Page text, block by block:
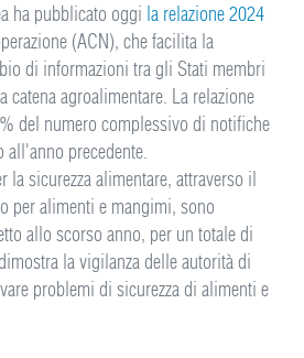
ha pubblicato oggi la relazione 2024
(ACN), che facilita la
di informazioni tra gli Stati membri
agroalimentare. La relazione
del numero complessivo di notifiche
precedente.
la sicurezza alimentare, attraverso il
per alimenti e mangimi, sono
allo scorso anno, per un totale di
la vigilanza delle autorità di
problemi di sicurezza di alimenti e